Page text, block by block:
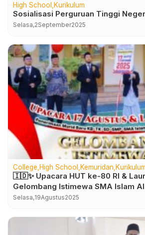
High School Kurikulum
Sosialisasi Perguruan Tinggi
Selasa,2September2025
College High School Kemuridan
🇮🇩✨ Upacara HUT ke-80 RI &
Gelombang Istimewa SMA Islam
Baru ✨🇮🇩
Selasa,19Agustus2025